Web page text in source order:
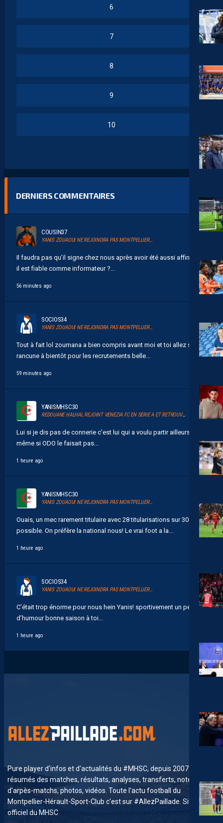
6
7
8
9
10
DERNIERS COMMENTAIRES
COUSIN37
YANIS ZOUAOUI NE REJOINDRA PAS MONTPELLIER…
Il faudra pas qu’il signe chez nous après avoir été aussi affirmatif
il est fiable comme informateur ?...
56 minutes ago
SOCIOS34
YANIS ZOUAOUI NE REJOINDRA PAS MONTPELLIER…
Tout à fait lol zoumana a bien compris avant moi et toi allez sans
rancune à bientôt pour les recrutements belle...
59 minutes ago
YANISMHSC30
REDOUANE HALHAL REJOINT VENEZIA FC EN SERIE A ET RETROUVERA AKOR ADAMS
Lui si je dis pas de connerie c’est lui qui a voulu partir ailleurs
même si ODO le faisait pas...
1 heure ago
YANISMHSC30
YANIS ZOUAOUI NE REJOINDRA PAS MONTPELLIER…
Ouais, un mec rarement titulaire avec 28 titularisations sur 30
possible. On préfère la national nous! Le vrai foot a la...
1 heure ago
SOCIOS34
YANIS ZOUAOUI NE REJOINDRA PAS MONTPELLIER…
C’était trop énorme pour nous hein Yanis! sportivement un peu
d’humour bonne saison à toi...
1 heure ago
Pure player d'infos et d'actualités du #MHSC, depuis 2007. News,
résumés des matches, résultats, analyses, transferts, notes
d'arpès-matchs, photos, vidéos. Toute l'actu football du
Montpellier-Hérault-Sport-Club c'est sur #AllezPaillade. Site non-
officiel du MHSC